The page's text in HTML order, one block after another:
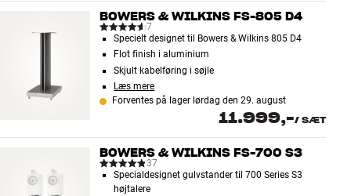
BOWERS & WILKINS FS-805 D4
7
Specielt designet til Bowers & Wilkins 805 D4
Flot finish i aluminium
Skjult kabelføring i søjle
Læs mere
Forventes på lager lørdag den 29. august
11.999,-/ SÆT
BOWERS & WILKINS FS-700 S3
37
Specialdesignet gulvstander til 700 Series S3
højtalere